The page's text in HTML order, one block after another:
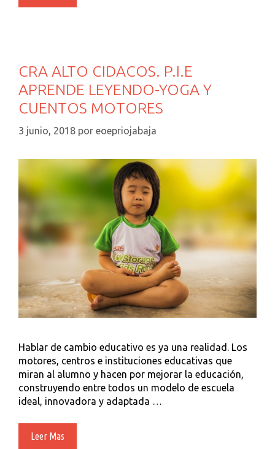
RULER.
CRA ALTO CIDACOS. P.I.E
APRENDE LEYENDO-YOGA Y
CUENTOS MOTORES
3 junio, 2018 por eoepriojabaja
Hablar de cambio educativo es ya una realidad. Los
motores, centros e instituciones educativas que
miran al alumno y hacen por mejorar la educación,
construyendo entre todos un modelo de escuela
ideal, innovadora y adaptada …
Leer Mas